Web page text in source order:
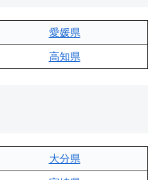
愛媛県
高知県
大分県